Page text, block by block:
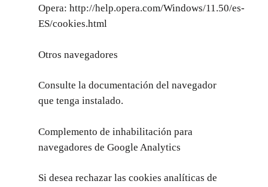
Opera: http://help.opera.com/Windows/11.50/es-
ES/cookies.html
Otros navegadores
Consulte la documentación del navegador
que tenga instalado.
Complemento de inhabilitación para
navegadores de Google Analytics
Si desea rechazar las cookies analíticas de